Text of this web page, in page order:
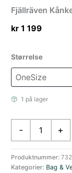
Fjällräven
kr 1 199
Størrelse
1 på lager
-
antall
+
Produktnummer:
Kategorier: Bag &